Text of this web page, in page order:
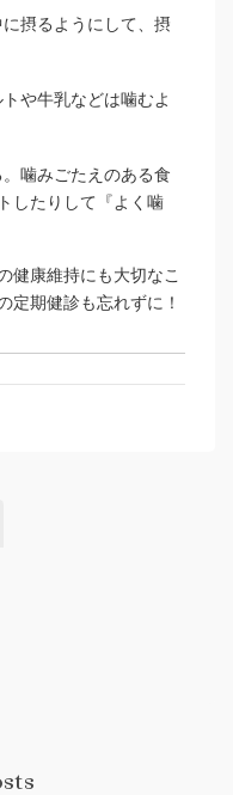
摂るようにして、摂
や牛乳などは噛むよ
噛みごたえのある食
したりして『よく噛
健康維持にも大切なこ
定期健診も忘れずに！